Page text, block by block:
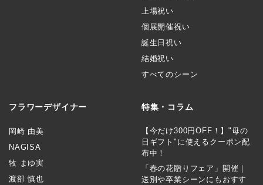
上場祝い
個展開催祝い
誕生日祝い
結婚祝い
すべてのシーン
フラワーデザイナー
岡崎 由美
NAGISA
牧 まゆ実
渡部 慎也
特集・コラム
【今だけ300円OFF！】"母の
日ギフト"に使えるクーポン配
布中！
「春の花贈りフェア」開催｜
送別や卒業シーンにもおすす